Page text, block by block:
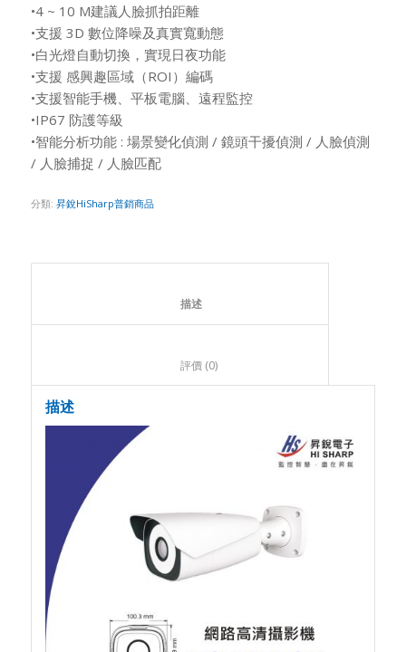
•4 ~ 10 M建議人臉抓拍距離
•支援 3D 數位降噪及真實寬動態
•白光燈自動切換，實現日夜功能
•支援 感興趣區域（ROI）編碼
•支援智能手機、平板電腦、遠程監控
•IP67 防護等級
•智能分析功能 : 場景變化偵測 / 鏡頭干擾偵測 / 人臉偵測
/ 人臉捕捉 / 人臉匹配
分類: 昇銳HiSharp普銷商品
						描述
						評價 (0)
描述